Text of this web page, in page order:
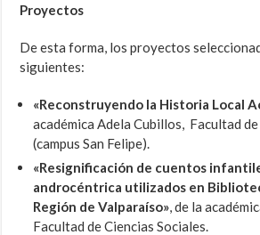
Proyectos
De esta forma, los proyectos
siguientes:
«Reconstruyendo la Historia Local
académica Adela Cubillos, Facultad
(campus San Felipe).
«Resignificación de cuentos
androcéntrica utilizados en
Región de Valparaíso», de la
Facultad de Ciencias Sociales.